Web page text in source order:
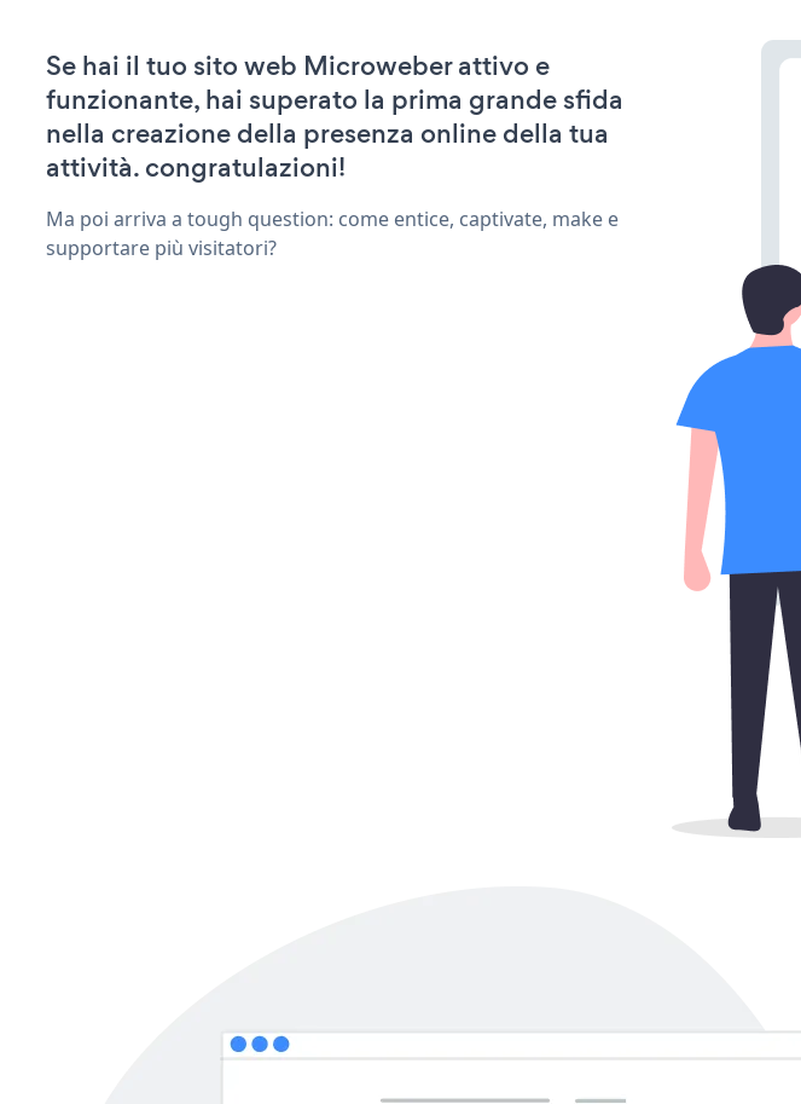
Se hai il tuo sito web Microweber attivo e
funzionante, hai superato la prima grande sfida
nella creazione della presenza online della tua
attività. congratulazioni!
Ma poi arriva a tough question: come entice, captivate, make e
supportare più visitatori?